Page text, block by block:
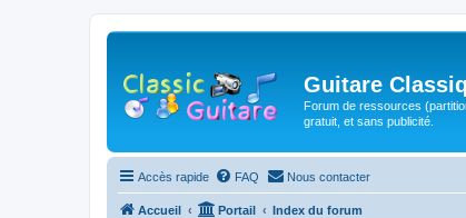
Guitare
Forum de ressources
gratuit, et sans publicité.
Accès rapide FAQ Nous contacter
Accueil Portail Index du forum